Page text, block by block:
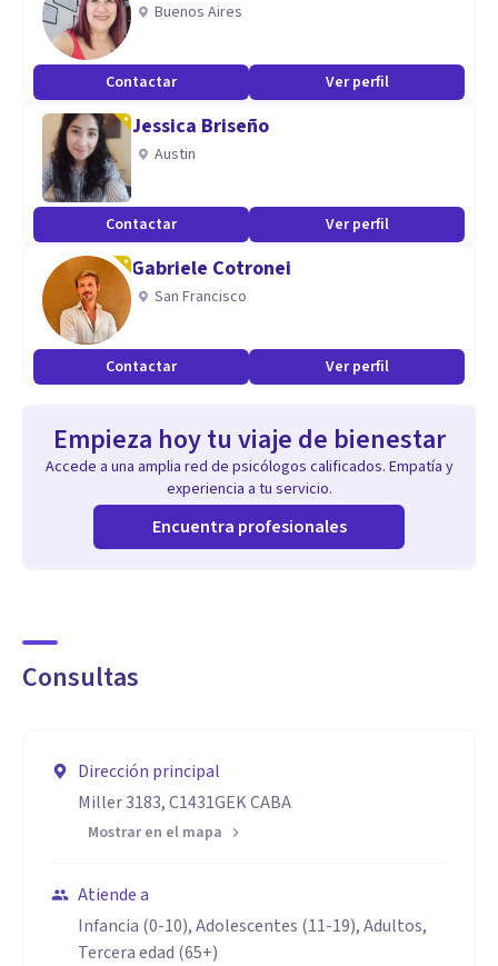
Buenos Aires
Contactar Ver perfil
Jessica Briseño
Austin
Contactar Ver perfil
Gabriele Cotronei
San Francisco
Contactar Ver perfil
Empieza hoy tu viaje de bienestar
Accede a una amplia red de psicólogos calificados. Empatía y
experiencia a tu servicio.
Encuentra profesionales
Consultas
Dirección principal
Miller 3183, C1431GEK CABA
Mostrar en el mapa
Atiende a
Infancia (0-10), Adolescentes (11-19), Adultos,
Tercera edad (65+)